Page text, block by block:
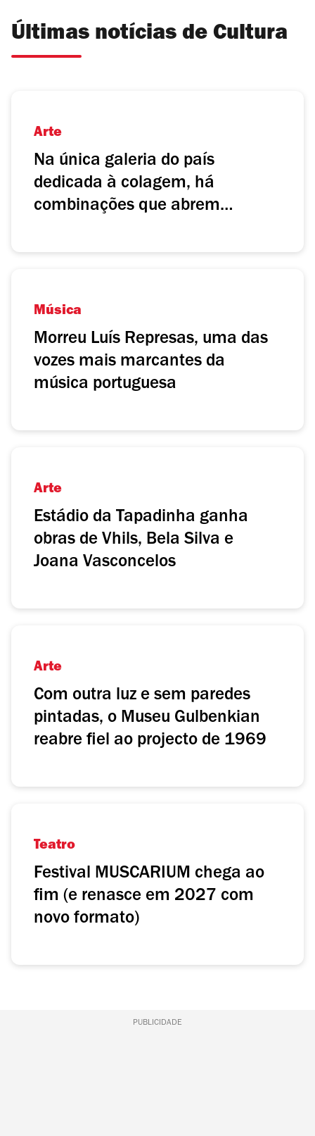
Últimas notícias de Cultura
Arte
Na única galeria do país
dedicada à colagem, há
combinações que abrem
Música
Morreu Luís Represas, uma das
vozes mais marcantes da
música portuguesa
Arte
Estádio da Tapadinha ganha
obras de Vhils, Bela Silva e
Joana Vasconcelos
Arte
Com outra luz e sem paredes
pintadas, o Museu Gulbenkian
reabre fiel ao projecto de 1969
Teatro
Festival MUSCARIUM chega ao
fim (e renasce em 2027 com
novo formato)
PUBLICIDADE